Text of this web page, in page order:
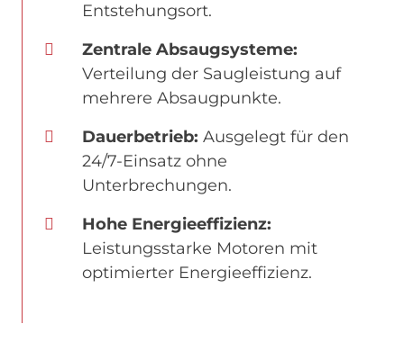
Entstehungsort.
Zentrale Absaugsysteme:
Verteilung der Saugleistung auf
mehrere Absaugpunkte.
Dauerbetrieb: Ausgelegt für den
24/7-Einsatz ohne
Unterbrechungen.
Hohe Energieeffizienz:
Leistungsstarke Motoren mit
optimierter Energieeffizienz.